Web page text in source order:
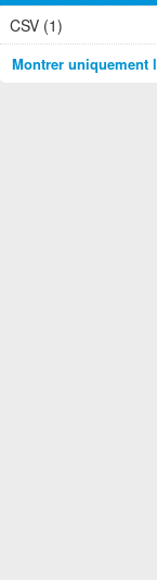
CSV (1)
Montrer uniquement